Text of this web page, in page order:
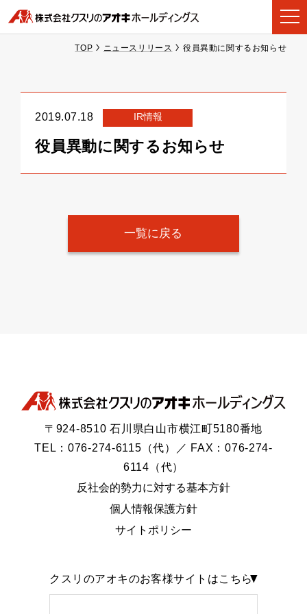
TOP ニュースリリース 役員異動に関するお知らせ
2019.07.18 IR情報
役員異動に関するお知らせ
一覧に戻る
〒924-8510 石川県白山市横江町5180番地
TEL：076-274-6115（代）／ FAX：076-274-
6114（代）
反社会的勢力に対する基本方針
個人情報保護方針
サイトポリシー
クスリのアオキのお客様サイトはこちら